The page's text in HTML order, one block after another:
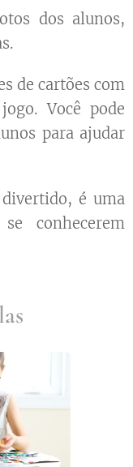
dos alunos,
de cartões com
Você pode
para ajudar
é uma
conhecerem